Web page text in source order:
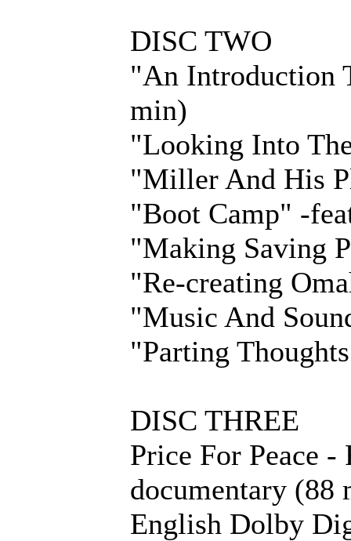
DISC TWO
"An Introduction
min)
"Looking Into
"Miller And His
"Boot Camp" -
"Making Saving
"Re-creating
"Music And
"Parting
DISC THREE
Price For Peace
documentary (88
English Dolby